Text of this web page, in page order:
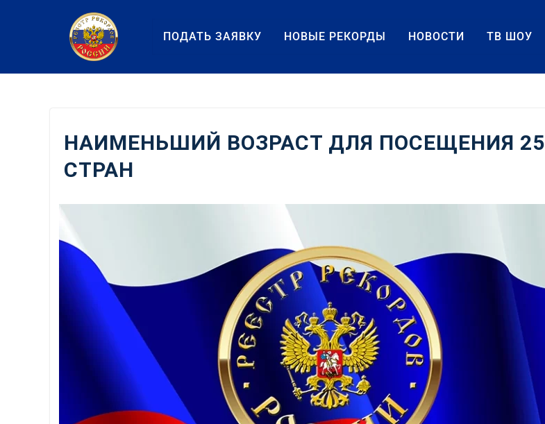
содержанию
ПОДАТЬ ЗАЯВКУ НОВЫЕ РЕКОРДЫ НОВОСТИ ТВ ШОУ
НАИМЕНЬШИЙ ВОЗРАСТ ДЛЯ ПОСЕЩЕНИЯ 25
СТРАН